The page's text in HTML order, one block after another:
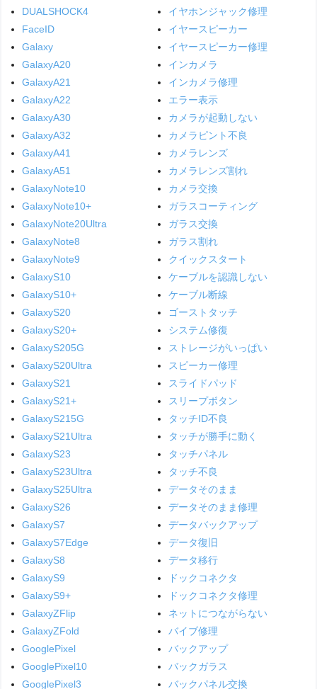
DUALSHOCK4
FaceID
Galaxy
GalaxyA20
GalaxyA21
GalaxyA22
GalaxyA30
GalaxyA32
GalaxyA41
GalaxyA51
GalaxyNote10
GalaxyNote10+
GalaxyNote20Ultra
GalaxyNote8
GalaxyNote9
GalaxyS10
GalaxyS10+
GalaxyS20
GalaxyS20+
GalaxyS205G
GalaxyS20Ultra
GalaxyS21
GalaxyS21+
GalaxyS215G
GalaxyS21Ultra
GalaxyS23
GalaxyS23Ultra
GalaxyS25Ultra
GalaxyS26
GalaxyS7
GalaxyS7Edge
GalaxyS8
GalaxyS9
GalaxyS9+
GalaxyZFlip
GalaxyZFold
GooglePixel
GooglePixel10
GooglePixel3
イヤホンジャック修理
イヤースピーカー
イヤースピーカー修理
インカメラ
インカメラ修理
エラー表示
カメラが起動しない
カメラピント不良
カメラレンズ
カメラレンズ割れ
カメラ交換
ガラスコーティング
ガラス交換
ガラス割れ
クイックスタート
ケーブルを認識しない
ケーブル断線
ゴーストタッチ
システム修復
ストレージがいっぱい
スピーカー修理
スライドパッド
スリープボタン
タッチID不良
タッチが勝手に動く
タッチパネル
タッチ不良
データそのまま
データそのまま修理
データバックアップ
データ復旧
データ移行
ドックコネクタ
ドックコネクタ修理
ネットにつながらない
バイブ修理
バックアップ
バックガラス
バックパネル交換